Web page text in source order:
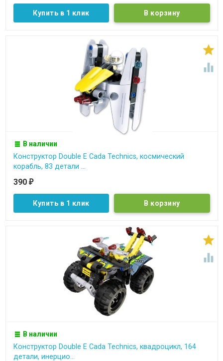
Купить в 1 клик


В наличии
Конструктор Double E Cada Technics, космический
корабль, 83 детали ...
390 ₽
Купить в 1 клик


В наличии
Конструктор Double E Cada Technics, квадроцикл, 164
детали, инерцио...